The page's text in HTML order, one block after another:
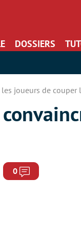
DOSSIERS
joueurs de couper
0 Commentaires